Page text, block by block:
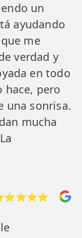
un
ayudando
me
verdad y
en todo
hace, pero
una sonrisa.
mucha